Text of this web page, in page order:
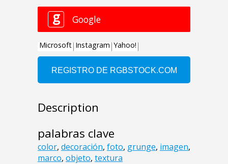
Description
palabras clave
color, decoración, foto, grunge, imagen,
marco, objeto, textura